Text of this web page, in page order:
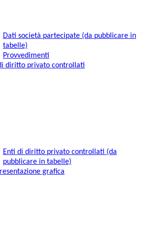
Dati società partecipate (da pubblicare in
tabelle)
Provvedimenti
diritto privato controllati
Enti di diritto privato controllati (da
pubblicare in tabelle)
grafica